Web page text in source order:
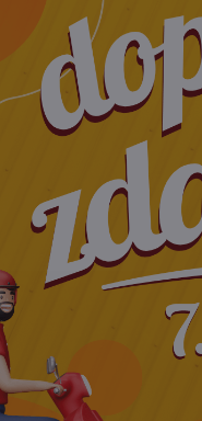
Popis
ktorý sa zaviazal
spoliehajú na čisto
Dr. Hermanna
ponúka
použitie. Neobsahuje
Vhodný aj do
ošetriť